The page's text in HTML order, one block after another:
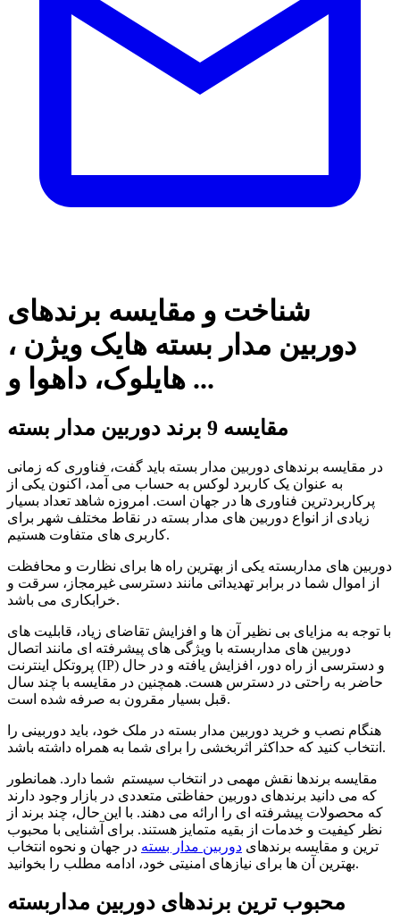
شناخت و مقایسه برندهای
دوربین مدار بسته هایک ویژن ،
هایلوک، داهوا و ...
مقایسه 9 برند دوربین مدار بسته
در مقایسه برندهای دوربین مدار بسته باید گفت، فناوری که زمانی
به عنوان یک کاربرد لوکس به حساب می آمد، اکنون یکی از
پرکاربردترین فناوری ها در جهان است. امروزه شاهد تعداد بسیار
زیادی از انواع دوربین های مدار بسته در نقاط مختلف شهر برای
کاربری های متفاوت هستیم.
دوربین های مداربسته یکی از بهترین راه ها برای نظارت و محافظت
از اموال شما در برابر تهدیداتی مانند دسترسی غیرمجاز، سرقت و
خرابکاری می باشد.
با توجه به مزایای بی نظیر آن ها و افزایش تقاضای زیاد، قابلیت های
دوربین های مداربسته با ویژگی های پیشرفته ای مانند اتصال
پروتکل اینترنت (IP) و دسترسی از راه دور، افزایش یافته و در حال
حاضر به راحتی در دسترس هست. همچنین در مقایسه با چند سال
قبل بسیار مقرون به صرفه شده است.
هنگام نصب و خرید دوربین مدار بسته در ملک خود، باید دوربینی را
انتخاب کنید که حداکثر اثربخشی را برای شما به همراه داشته باشد.
مقایسه برندها نقش مهمی در انتخاب سیستم شما دارد. همانطور
که می دانید برندهای دوربین حفاظتی متعددی در بازار وجود دارند
که محصولات پیشرفته ای را ارائه می دهند. با این حال، چند برند از
نظر کیفیت و خدمات از بقیه متمایز هستند. برای آشنایی با محبوب
ترین و مقایسه برندهای دوربین مدار بسته در جهان و نحوه انتخاب
بهترین آن ها برای نیازهای امنیتی خود، ادامه مطلب را بخوانید.
محبوب ترین برندهای دوربین مداربسته